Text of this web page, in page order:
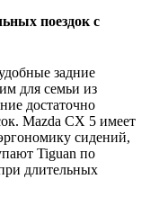
поездок с
задние
для семьи из
достаточно
Mazda CX 5 имеет
сидений,
Tiguan по
длительных